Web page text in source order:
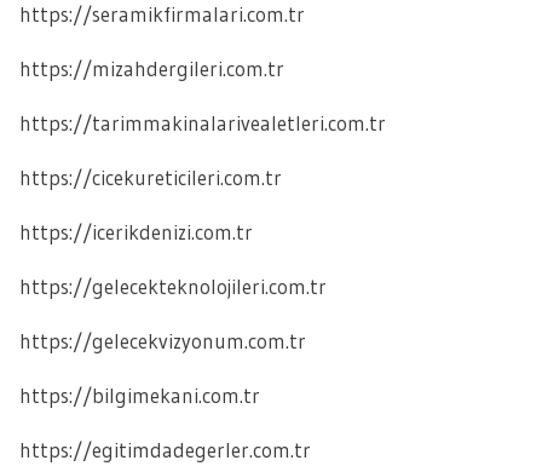
https://seramikfirmalari.com.tr
https://mizahdergileri.com.tr
https://tarimmakinalarivealetleri.com.tr
https://cicekureticileri.com.tr
https://icerikdenizi.com.tr
https://gelecekteknolojileri.com.tr
https://gelecekvizyonum.com.tr
https://bilgimekani.com.tr
https://egitimdadegerler.com.tr